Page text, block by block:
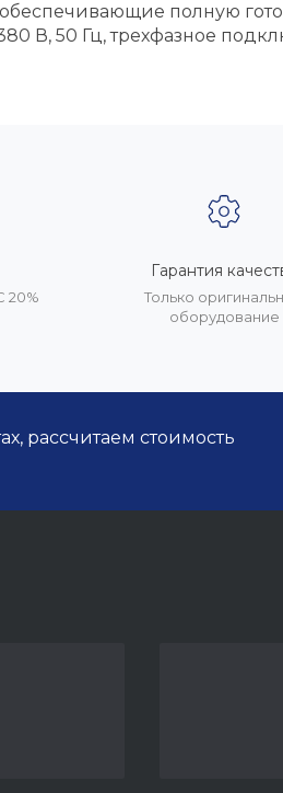
полную
В, 50 Гц, трехфазное
20%
Гарантия
Только
оборудование
рассчитаем стоимость